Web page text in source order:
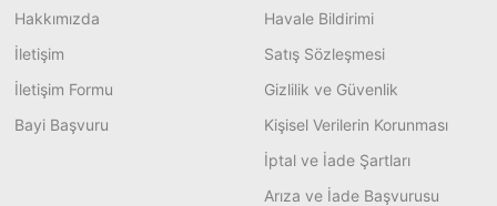
Hakkımızda
İletişim
İletişim Formu
Bayi Başvuru
Havale Bildirimi
Satış Sözleşmesi
Gizlilik ve Güvenlik
Kişisel Verilerin Korunması
İptal ve İade Şartları
Arıza ve İade Başvurusu